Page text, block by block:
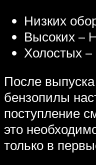
Низких
Высоких –
Холостых –
После
бензопилы
поступление
это
только в